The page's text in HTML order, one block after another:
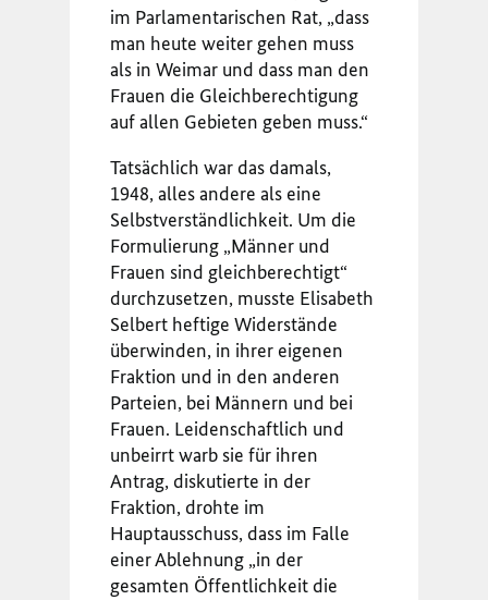
im Parlamentarischen Rat, „dass
man heute weiter gehen muss
als in Weimar und dass man den
Frauen die Gleichberechtigung
auf allen Gebieten geben muss.“
Tatsächlich war das damals,
1948, alles andere als eine
Selbstverständlichkeit. Um die
Formulierung „Männer und
Frauen sind gleichberechtigt“
durchzusetzen, musste Elisabeth
Selbert heftige Widerstände
überwinden, in ihrer eigenen
Fraktion und in den anderen
Parteien, bei Männern und bei
Frauen. Leidenschaftlich und
unbeirrt warb sie für ihren
Antrag, diskutierte in der
Fraktion, drohte im
Hauptausschuss, dass im Falle
einer Ablehnung „in der
gesamten Öffentlichkeit die